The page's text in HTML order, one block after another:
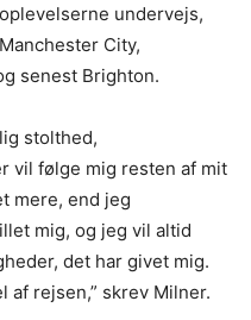
undervejs,
City,
senest Brighton.
stolthed,
vil følge mig resten af mit
mere, end jeg
mig, og jeg vil altid
det har givet mig.
rejsen,” skrev Milner.